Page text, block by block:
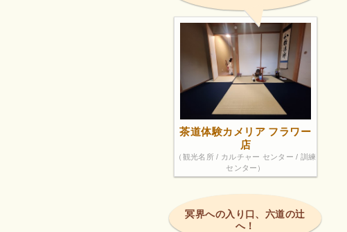
茶道体験カメリア フラワー
店
（観光名所 / カルチャー センター / 訓練
センター）
冥界への入り口、六道の辻
へ！